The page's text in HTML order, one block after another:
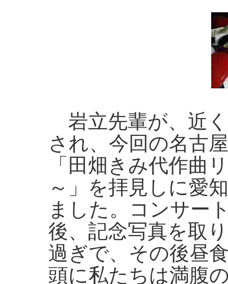
岩立先輩が、近
され、今回の名古
「田畑きみ代作曲
～」を拝見しに愛
ました。コンサー
後、記念写真を取
過ぎで、その後昼
頭に私たちは満腹